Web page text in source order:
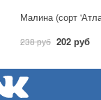
Малина (сорт
238 руб 202 руб